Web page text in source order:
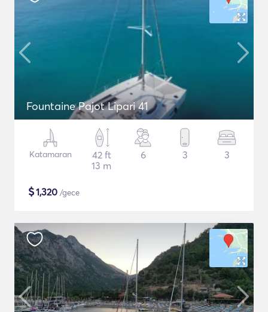
Fountaine Pajot Lipari 41
Katamaran
42 ft
13 m
6 3 3
$1,320 /gece